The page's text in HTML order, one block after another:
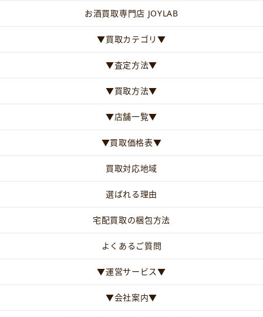
お酒買取専門店 JOYLAB
▼買取カテゴリ▼
▼査定方法▼
▼買取方法▼
▼店舗一覧▼
▼買取価格表▼
買取対応地域
選ばれる理由
宅配買取の梱包方法
よくあるご質問
▼運営サービス▼
▼会社案内▼